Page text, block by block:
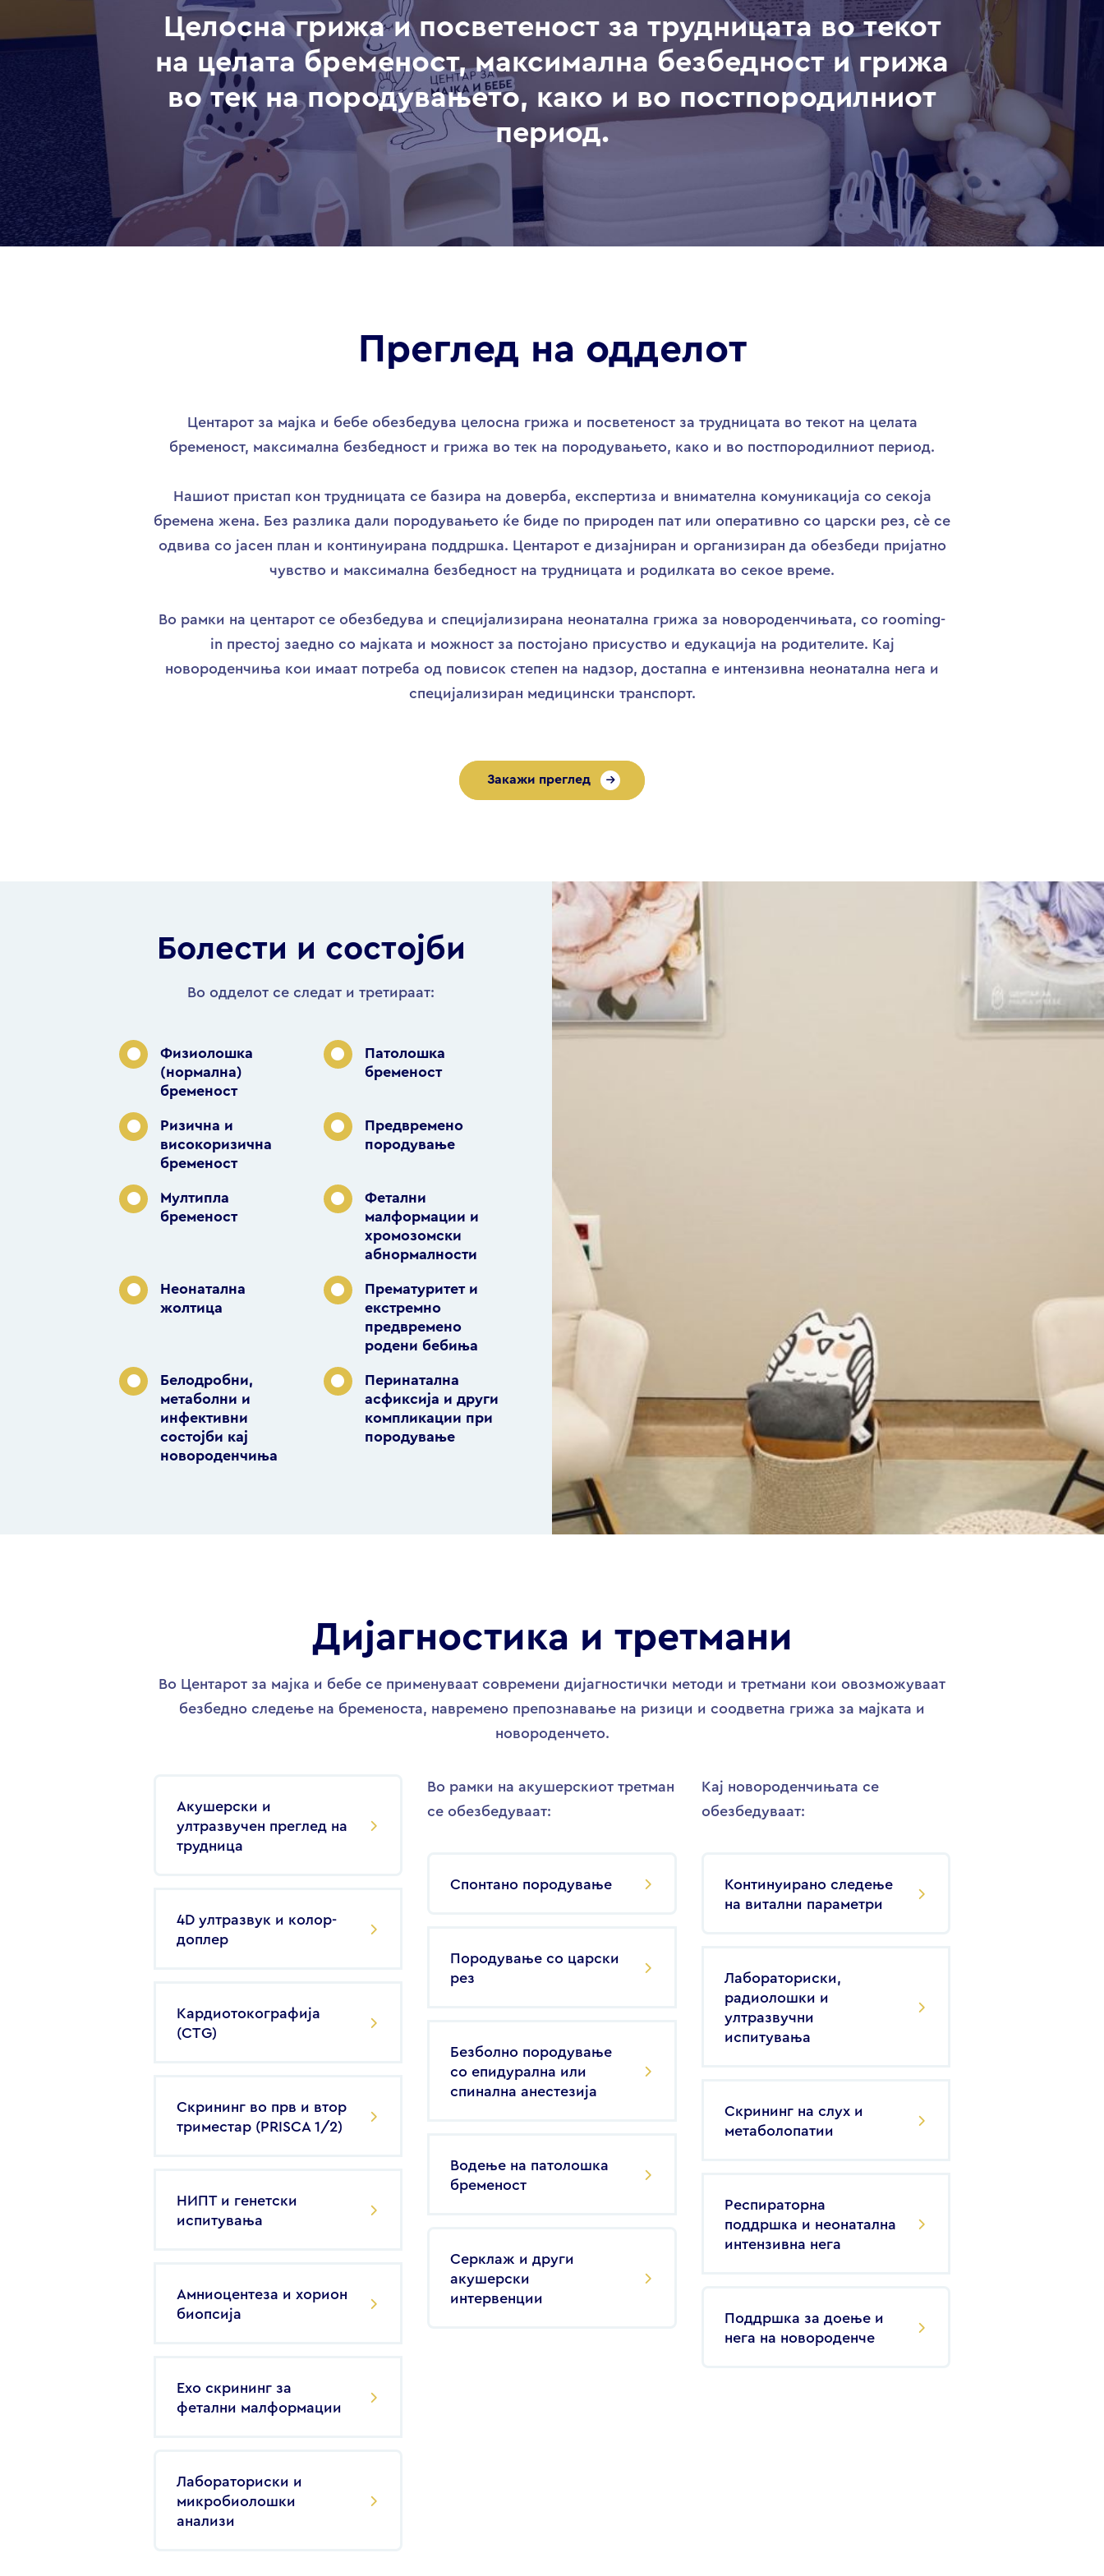
Целосна грижа и посветеност за трудницата во текот
на целата бременост, максимална безбедност и грижа
во тек на породувањето, како и во постпородилниот
период.
Преглед на одделот
Центарот за мајка и бебе обезбедува целосна грижа и посветеност за трудницата во текот на целата
бременост, максимална безбедност и грижа во тек на породувањето, како и во постпородилниот период.
Нашиот пристап кон трудницата се базира на доверба, експертиза и внимателна комуникација со секоја
бремена жена. Без разлика дали породувањето ќе биде по природен пат или оперативно со царски рез, сè се
одвива со јасен план и континуирана поддршка. Центарот е дизајниран и организиран да обезбеди пријатно
чувство и максимална безбедност на трудницата и родилката во секое време.
Во рамки на центарот се обезбедува и специјализирана неонатална грижа за новороденчињата, со rooming-
in престој заедно со мајката и можност за постојано присуство и едукација на родителите. Кај
новороденчиња кои имаат потреба од повисок степен на надзор, достапна е интензивна неонатална нега и
специјализиран медицински транспорт.
Закажи преглед
Болести и состојби
Во одделот се следат и третираат:
Физиолошка
(нормална)
бременост
Патолошка
бременост
Ризична и
високоризична
бременост
Предвремено
породување
Мултипла
бременост
Фетални
малформации и
хромозомски
абнормалности
Неонатална
жолтица
Прематуритет и
екстремно
предвремено
родени бебиња
Белодробни,
метаболни и
инфективни
состојби кај
новороденчиња
Перинатална
асфиксија и други
компликации при
породување
Дијагностика и третмани
Во Центарот за мајка и бебе се применуваат современи дијагностички методи и третмани кои овозможуваат
безбедно следење на бременоста, навремено препознавање на ризици и соодветна грижа за мајката и
новороденчето.
Акушерски и
ултразвучен преглед на
трудница
4D ултразвук и колор-
доплер
Кардиотокографија
(CTG)
Скрининг во прв и втор
триместар (PRISCA 1/2)
НИПТ и генетски
испитувања
Амниоцентеза и хорион
биопсија
Ехо скрининг за
фетални малформации
Лабораториски и
микробиолошки
анализи
Во рамки на акушерскиот третман
се обезбедуваат:
Спонтано породување
Породување со царски
рез
Безболно породување
со епидурална или
спинална анестезија
Водење на патолошка
бременост
Серклаж и други
акушерски
интервенции
Кај новороденчињата се
обезбедуваат:
Континуирано следење
на витални параметри
Лабораториски,
радиолошки и
ултразвучни
испитувања
Скрининг на слух и
метаболопатии
Респираторна
поддршка и неонатална
интензивна нега
Поддршка за доење и
нега на новороденче